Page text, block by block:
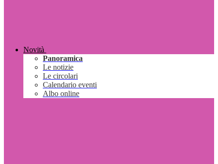
Novità
Panoramica
Le notizie
Le circolari
Calendario eventi
Albo online